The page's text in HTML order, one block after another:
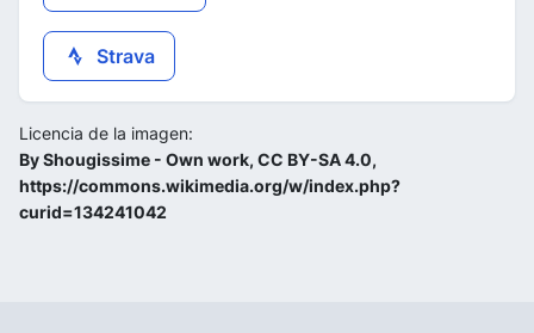
Strava
Licencia de la imagen:
By Shougissime - Own work, CC BY-SA 4.0,
https://commons.wikimedia.org/w/index.php?
curid=134241042